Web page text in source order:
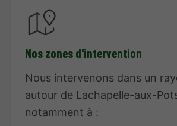
Nos zones d'intervention
Nous intervenons dans un
autour de Lachapelle-aux-
notamment à :